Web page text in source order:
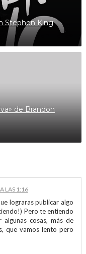
Stephen King
de Brandon
LAS 1:16
lograras publicar algo
Pero te entiendo
cosas, más de
que vamos lento pero